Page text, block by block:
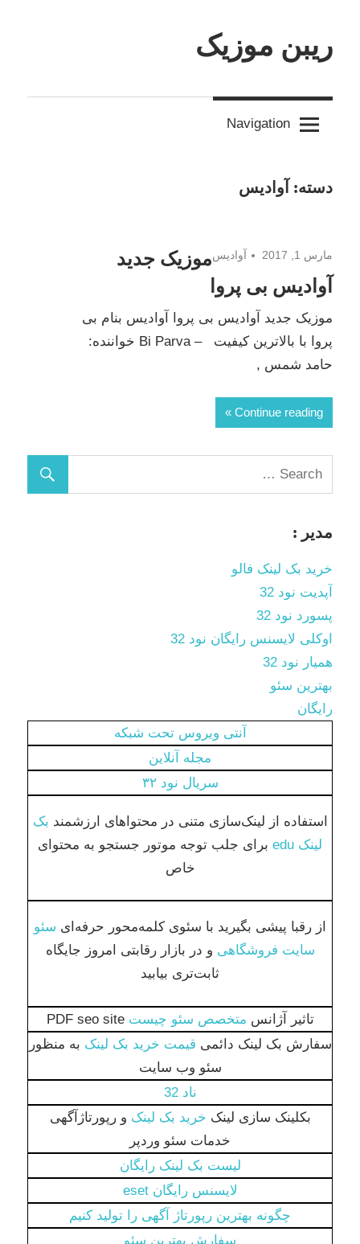
content
ریبن موزیک
mp3
جدید
Navigation
دسته: آوادیس
مارس 1, 2017 آوادیسموزیک جدید
آوادیس بی پروا
موزیک جدید آوادیس بی پروا آوادیس بنام بی
پروا با بالاترین کیفیت – Bi Parva خواننده:
حامد شمس ,
Continue reading
مدیر :
خرید بک لینک فالو
آپدیت نود 32
پسورد نود 32
اوکلی لایسنس رایگان نود 32
همیار نود 32
بهترین سئو
رایگان
آنتی ویروس تحت شبکه
مجله آنلاین
سریال نود ۳۲
استفاده از لینک‌سازی متنی در محتواهای ارزشمند بک
لینک edu
برای جلب توجه موتور جستجو به محتوای
خاص
از رقبا پیشی بگیرید با سئوی کلمه‌محور حرفه‌ای سئو
سایت فروشگاهی و در بازار رقابتی امروز جایگاه
ثابت‌تری بیابید
تاثیر آژانس متخصص سئو چیست PDF seo site
سفارش بک لینک دائمی قیمت خرید بک لینک به منظور
سئو وب سایت
ناد 32
بکلینک سازی لینک خرید بک لینک و رپورتاژآگهی
خدمات سئو وردپر
لیست بک لینک رایگان
لایسنس رایگان eset
چگونه بهترین رپورتاژ آگهی را تولید کنیم
سفارش بهترین سئو